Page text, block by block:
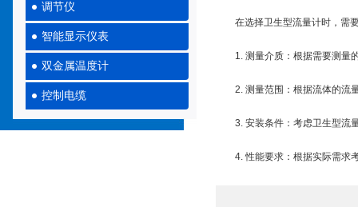
调节仪
智能显示仪表
双金属温度计
控制电缆
在选择卫生型流量计时，需
1. 测量介质：根据需要测量
2. 测量范围：根据流体的
3. 安装条件：考虑卫生型流
4. 性能要求：根据实际需求考